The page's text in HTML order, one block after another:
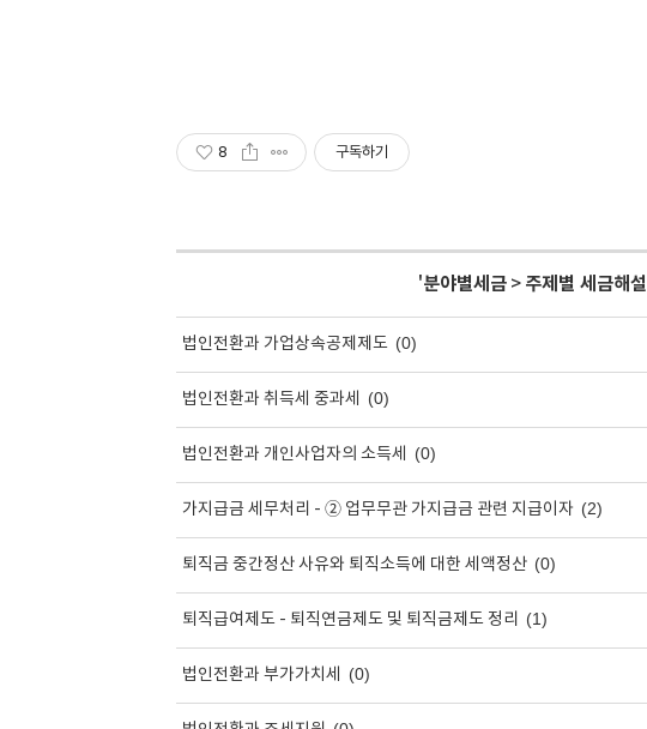
8 구독하기
'분야별세금 > 주제별 세금해설
법인전환과 가업상속공제제도 (0)
법인전환과 취득세 중과세 (0)
법인전환과 개인사업자의 소득세 (0)
가지급금 세무처리 - ② 업무무관 가지급금 관련 지급이자 (2)
퇴직금 중간정산 사유와 퇴직소득에 대한 세액정산 (0)
퇴직급여제도 - 퇴직연금제도 및 퇴직금제도 정리 (1)
법인전환과 부가가치세 (0)